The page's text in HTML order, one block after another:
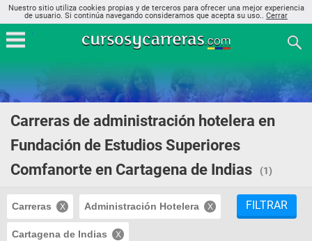
Nuestro sitio utiliza cookies propias y de terceros para ofrecer una mejor experiencia
de usuario. Si continúa navegando consideramos que acepta su uso.. Cerrar
Carreras de administración hotelera en
Fundación de Estudios Superiores
Comfanorte en Cartagena de Indias
(1)
Carreras Administración Hotelera
Cartagena de Indias
FILTRAR